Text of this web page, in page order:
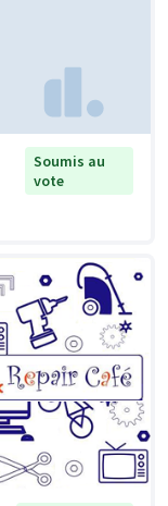
Soumis au
vote